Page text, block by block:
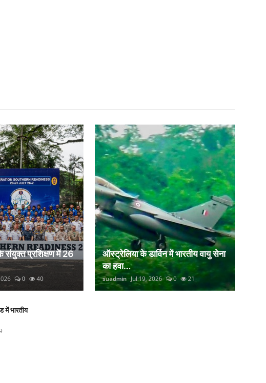
संयुक्त प्रशिक्षण में 26
0 40
ऑस्ट्रेलिया के डार्विन में भारतीय वायु सेना
का हवा...
suadmin Jul 19, 2026 0 21
में भारतीय